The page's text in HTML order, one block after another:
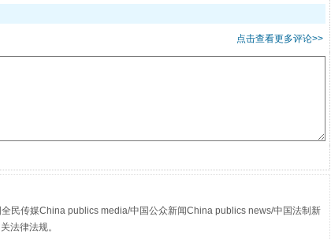
点击查看更多评论>>
民传媒China publics media/中国公众新闻China publics news/中国法制新
法律法规。